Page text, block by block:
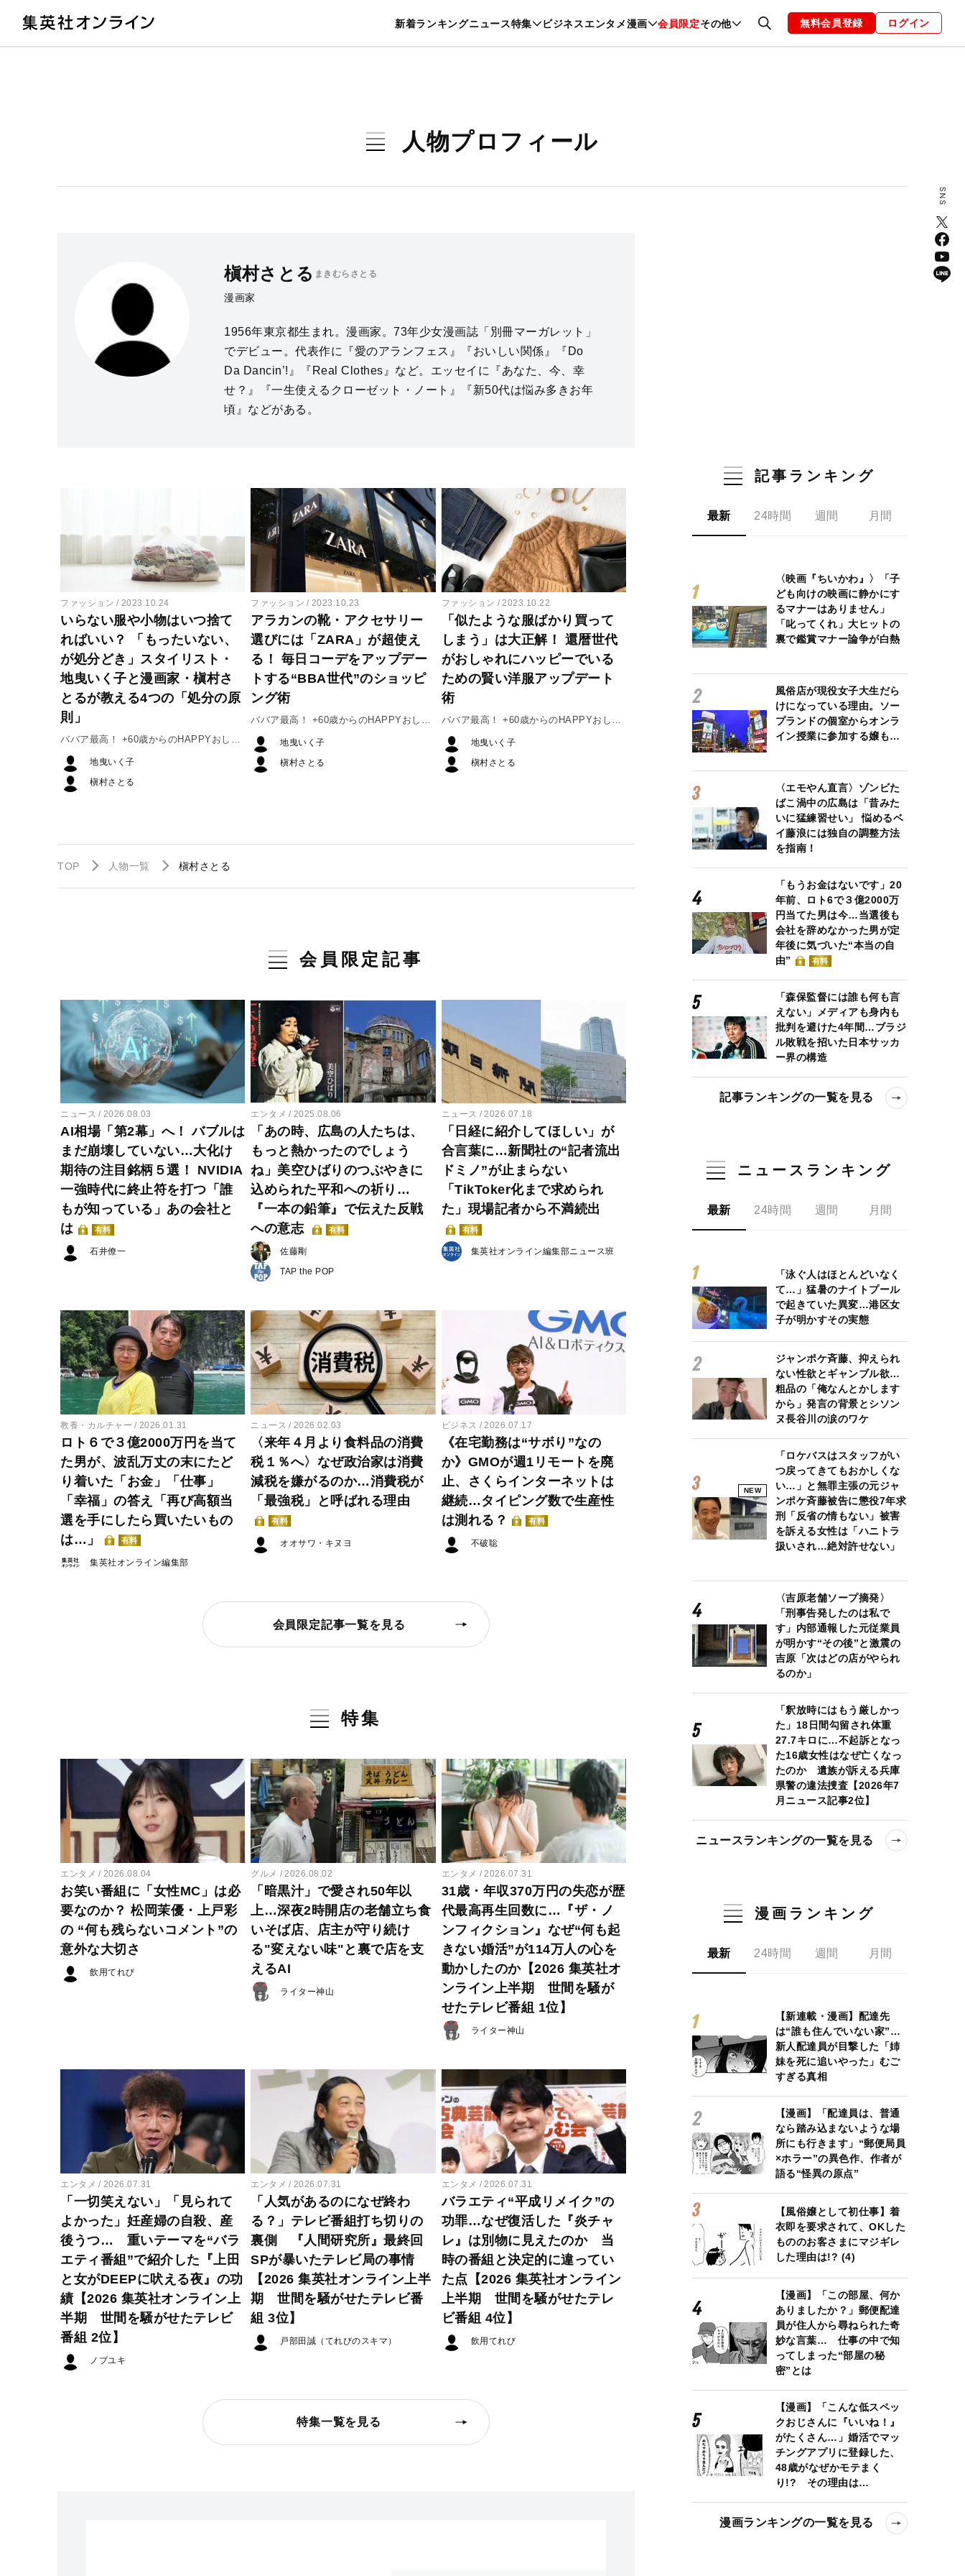
新着ランキングニュース特集 ビジネスエンタメ漫画 会員限定その他
暮らし スポーツ ヘルスケア 美容 グルメ ファッション 恋愛・結婚 編集部 お知らせ
無料会員登録 ログイン
人物プロフィール
槇村さとる まきむらさとる
漫画家
1956年東京都生まれ。漫画家。73年少女漫画誌「別冊マーガレット」
でデビュー。代表作に『愛のアランフェス』『おいしい関係』『Do
Da Dancin’!』『Real Clothes』など。エッセイに『あなた、今、幸
せ？』『一生使えるクローゼット・ノート』『新50代は悩み多きお年
頃』などがある。
ファッション 2023.10.24
いらない服や小物はいつ捨て
ればいい？ 「もったいない、
が処分どき」スタイリスト・
地曳いく子と漫画家・槇村さ
とるが教える4つの「処分の原
則」
ババア最高！ +60歳からのHAPPYおしゃ
れ #3
地曳いく子
槇村さとる
ファッション 2023.10.23
アラカンの靴・アクセサリー
選びには「ZARA」が超使え
る！ 毎日コーデをアップデー
トする“BBA世代”のショッピ
ング術
ババア最高！ +60歳からのHAPPYおしゃ
れ #2
地曳いく子
槇村さとる
ファッション 2023.10.22
「似たような服ばかり買って
しまう」は大正解！ 還暦世代
がおしゃれにハッピーでいる
ための賢い洋服アップデート
術
ババア最高！ +60歳からのHAPPYおしゃ
れ #1
地曳いく子
槇村さとる
TOP 人物一覧 槇村さとる
会員限定記事
ニュース 2026.08.03
AI相場「第2幕」へ！ バブルは
まだ崩壊していない…大化け
期待の注目銘柄５選！ NVIDIA
一強時代に終止符を打つ「誰
もが知っている」あの会社と
は
有料
石井僚一
エンタメ 2025.08.06
「あの時、広島の人たちは、
もっと熱かったのでしょう
ね」美空ひばりのつぶやきに
込められた平和への祈り…
『一本の鉛筆』で伝えた反戦
への意志
有料
佐藤剛
TAP the POP
ニュース 2026.07.18
「日経に紹介してほしい」が
合言葉に…新聞社の“記者流出
ドミノ”が止まらない
「TikToker化まで求められ
た」現場記者から不満続出
有料
集英社オンライン編集部ニュース班
教養・カルチャー 2026.01.31
ロト６で３億2000万円を当て
た男が、波乱万丈の末にたど
り着いた「お金」「仕事」
「幸福」の答え「再び高額当
選を手にしたら買いたいもの
は…」
有料
集英社オンライン編集部
ニュース 2026.02.03
〈来年４月より食料品の消費
税１％へ〉なぜ政治家は消費
減税を嫌がるのか…消費税が
「最強税」と呼ばれる理由
有料
オオサワ・キヌヨ
ビジネス 2026.07.17
《在宅勤務は“サボり”なの
か》GMOが週1リモートを廃
止、さくらインターネットは
継続…タイピング数で生産性
は測れる？
有料
不破聡
会員限定記事一覧を見る
特集
エンタメ 2026.08.04
お笑い番組に「女性MC」は必
要なのか？ 松岡茉優・上戸彩
の “何も残らないコメント”の
意外な大切さ
飲用てれび
グルメ 2026.08.02
「暗黒汁」で愛され50年以
上…深夜2時開店の老舗立ち食
いそば店、店主が守り続け
る"変えない味"と裏で店を支
えるAI
ライター神山
エンタメ 2026.07.31
31歳・年収370万円の失恋が歴
代最高再生回数に…『ザ・ノ
ンフィクション』なぜ“何も起
きない婚活”が114万人の心を
動かしたのか【2026 集英社オ
ンライン上半期 世間を騒が
せたテレビ番組 1位】
ライター神山
エンタメ 2026.07.31
「一切笑えない」「見られて
よかった」妊産婦の自殺、産
後うつ… 重いテーマを“バラ
エティ番組”で紹介した『上田
と女がDEEPに吠える夜』の功
績【2026 集英社オンライン上
半期 世間を騒がせたテレビ
番組 2位】
ノブユキ
エンタメ 2026.07.31
「人気があるのになぜ終わ
る？」テレビ番組打ち切りの
裏側 『人間研究所』最終回
SPが暴いたテレビ局の事情
【2026 集英社オンライン上半
期 世間を騒がせたテレビ番
組 3位】
戸部田誠（てれびのスキマ）
エンタメ 2026.07.31
バラエティ“平成リメイク”の
功罪…なぜ復活した『炎チャ
レ』は別物に見えたのか 当
時の番組と決定的に違ってい
た点【2026 集英社オンライン
上半期 世間を騒がせたテレ
ビ番組 4位】
飲用てれび
特集一覧を見る
記事ランキング
最新 24時間 週間 月間
〈映画『ちいかわ』〉「子
ども向けの映画に静かにす
るマナーはありません」
「叱ってくれ」大ヒットの
裏で鑑賞マナー論争が白熱
風俗店が現役女子大生だら
けになっている理由。ソー
プランドの個室からオンラ
イン授業に参加する嬢も…
〈エモやん直言〉ゾンビた
ばこ渦中の広島は「昔みた
いに猛練習せい」 悩めるベ
イ藤浪には独自の調整方法
を指南！
「もうお金はないです」20
年前、ロト6で３億2000万
円当てた男は今…当選後も
会社を辞めなかった男が定
年後に気づいた“本当の自
由”
有料
「森保監督には誰も何も言
えない」メディアも身内も
批判を避けた4年間…ブラジ
ル敗戦を招いた日本サッカ
ー界の構造
記事ランキングの一覧を見る
ニュースランキング
最新 24時間 週間 月間
「泳ぐ人はほとんどいなく
て…」猛暑のナイトプール
で起きていた異変…港区女
子が明かすその実態
ジャンポケ斉藤、抑えられ
ない性欲とギャンブル欲…
粗品の「俺なんとかします
から」発言の背景とシソン
ヌ長谷川の涙のワケ
NEW
「ロケバスはスタッフがい
つ戻ってきてもおかしくな
い…」と無罪主張の元ジャ
ンポケ斉藤被告に懲役7年求
刑「反省の情もない」被害
を訴える女性は「ハニトラ
扱いされ…絶対許せない」
〈吉原老舗ソープ摘発〉
「刑事告発したのは私で
す」内部通報した元従業員
が明かす“その後”と激震の
吉原「次はどの店がやられ
るのか」
「釈放時にはもう厳しかっ
た」18日間勾留され体重
27.7キロに…不起訴となっ
た16歳女性はなぜ亡くなっ
たのか 遺族が訴える兵庫
県警の違法捜査【2026年7
月ニュース記事2位】
ニュースランキングの一覧を見る
漫画ランキング
最新 24時間 週間 月間
【新連載・漫画】配達先
は“誰も住んでいない家”…
新人配達員が目撃した「姉
妹を死に追いやった」むご
すぎる真相
【漫画】「配達員は、普通
なら踏み込まないような場
所にも行きます」“郵便局員
×ホラー”の異色作、作者が
語る“怪異の原点”
【風俗嬢として初仕事】着
衣即を要求されて、OKした
もののお客さまにマジギレ
した理由は!? (4)
【漫画】「この部屋、何か
ありましたか？」郵便配達
員が住人から尋ねられた奇
妙な言葉… 仕事の中で知
ってしまった“部屋の秘
密”とは
【漫画】「こんな低スペッ
クおじさんに『いいね！』
がたくさん…」婚活でマッ
チングアプリに登録した、
48歳がなぜかモテまく
り!? その理由は…
漫画ランキングの一覧を見る